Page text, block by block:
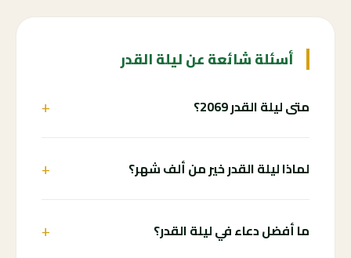
أسئلة شائعة عن ليلة القدر
متى ليلة القدر 2069؟ +
لماذا ليلة القدر خير من ألف شهر؟ +
ما أفضل دعاء في ليلة القدر؟ +